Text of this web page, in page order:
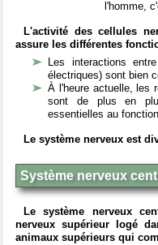
l'homme,
L'activité des cellules
assure les différentes
Les interactions
électriques) sont bien
À l'heure actuelle, les
sont de plus en
essentielles au
Le système nerveux est
Système nerveux
Le système nerveux
nerveux supérieur logé
animaux supérieurs qui